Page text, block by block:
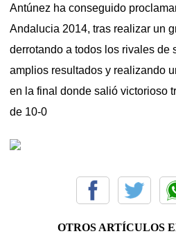
Antúnez ha conseguido
Andalucia 2014, tras realizar un
derrotando a todos los rivales de
amplios resultados y realizando
en la final donde salió victorioso
de 10-0
OTROS ARTÍCULOS